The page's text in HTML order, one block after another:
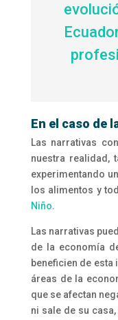
En el caso de
Las narrativas
nuestra realidad,
experimentando
los alimentos y
Niño.
Las narrativas
de la economía
beneficien de
áreas de la
que se afectan
ni sale de su